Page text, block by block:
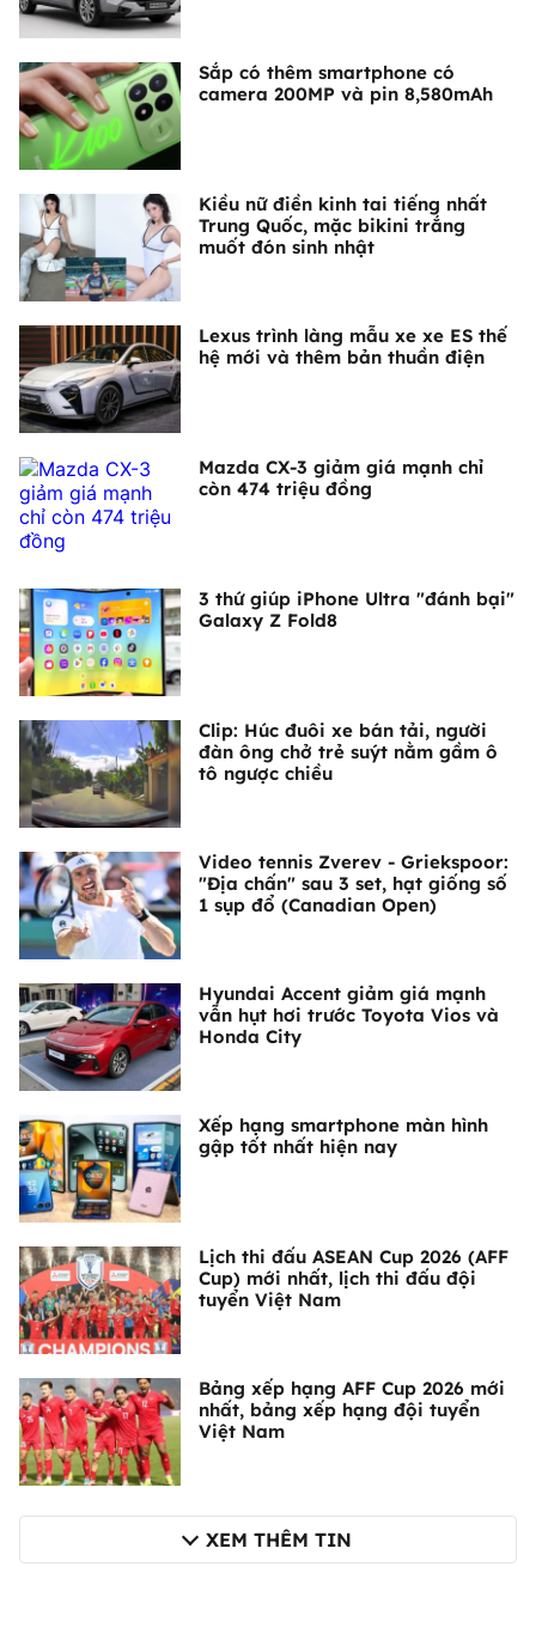
Sắp có thêm smartphone có
camera 200MP và pin 8,580mAh
Kiều nữ điền kinh tai tiếng nhất
Trung Quốc, mặc bikini trắng
muốt đón sinh nhật
Lexus trình làng mẫu xe xe ES thế
hệ mới và thêm bản thuần điện
Mazda CX-3 giảm giá mạnh chỉ
còn 474 triệu đồng
3 thứ giúp iPhone Ultra "đánh bại"
Galaxy Z Fold8
Clip: Húc đuôi xe bán tải, người
đàn ông chở trẻ suýt nằm gầm ô
tô ngược chiều
Video tennis Zverev - Griekspoor:
"Địa chấn" sau 3 set, hạt giống số
1 sụp đổ (Canadian Open)
Hyundai Accent giảm giá mạnh
vẫn hụt hơi trước Toyota Vios và
Honda City
Xếp hạng smartphone màn hình
gập tốt nhất hiện nay
Lịch thi đấu ASEAN Cup 2026 (AFF
Cup) mới nhất, lịch thi đấu đội
tuyển Việt Nam
Bảng xếp hạng AFF Cup 2026 mới
nhất, bảng xếp hạng đội tuyển
Việt Nam
XEM THÊM TIN